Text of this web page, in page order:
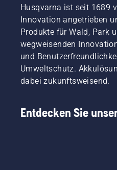
dieser
Branche
gesprochen.
trockene,
braune
Flecken
und
Unkraut
das
Erlebnis
ruinieren?
Kein
zur
Sorge.
Husqvarna ist seit 1689
Innovation angetrieben
Produkte für Wald, Park
wegweisenden
und
Umweltschutz.
dabei zukunftsweisend.
Entdecken Sie